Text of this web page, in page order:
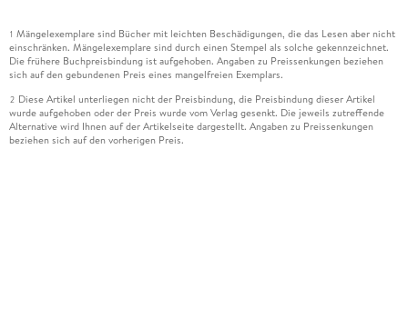
1 Mängelexemplare sind Bücher mit leichten Beschädigungen, die das Lesen aber nicht
einschränken. Mängelexemplare sind durch einen Stempel als solche gekennzeichnet.
Die frühere Buchpreisbindung ist aufgehoben. Angaben zu Preissenkungen beziehen
sich auf den gebundenen Preis eines mangelfreien Exemplars.
2 Diese Artikel unterliegen nicht der Preisbindung, die Preisbindung dieser Artikel
wurde aufgehoben oder der Preis wurde vom Verlag gesenkt. Die jeweils zutreffende
Alternative wird Ihnen auf der Artikelseite dargestellt. Angaben zu Preissenkungen
beziehen sich auf den vorherigen Preis.